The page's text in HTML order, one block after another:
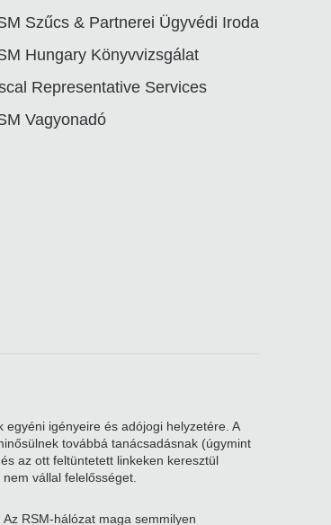
Szűcs & Partnerei Ügyvédi Iroda
Hungary Könyvvizsgálat
Representative Services
Vagyonadó
igényeire és adójogi helyzetére. A
továbbá tanácsadásnak (úgymint
az ott feltüntetett linkeken keresztül
vállal felelősséget.
RSM-hálózat maga semmilyen